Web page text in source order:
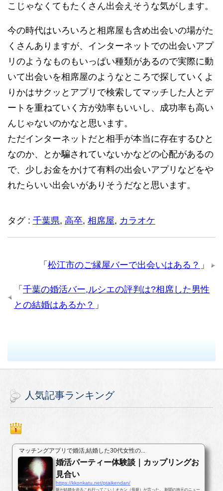
こじゃなくてもたくさん出会えそうな気がします。
今の時代はいろいろと相席屋も含め出会いの場がた
くさんありますが、インターネットでの出会いアプ
リのようなものもいっぱい種類があるので実際に動
いて出会いを相席屋のようなところで探していくよ
りかはサクッとアプリで検索してマッチした人とデ
ートを重ねていく方が効率もいいし、成功率も高い
んじゃないのかなと思います。
ただインターネットだと相手が本当に存在するひと
なのか、とか騙されていないかなどの心配があるの
で、少しお金をかけて有料の出会いアプリなどをや
れたらいい出会いがありそうだなと思います。
タグ : 千葉県, 高卒, 相席屋, カラオケ
「 松江市のご縁屋バーで出会いはある？ 」
「 千葉の婚活バー,ルシエの評判は?相席した男性
との結婚はあるか？ 」
人気記事ランキング
マッチングアプリで婚活,結婚した30代女性の...
婚活パーティー体験談｜カップリングお
見合い
https://kkonkatu.net/ptaikendan/
親が結婚を迫るこれ行ってこい！オカン（母親）が言った。 新聞の地元のニュー